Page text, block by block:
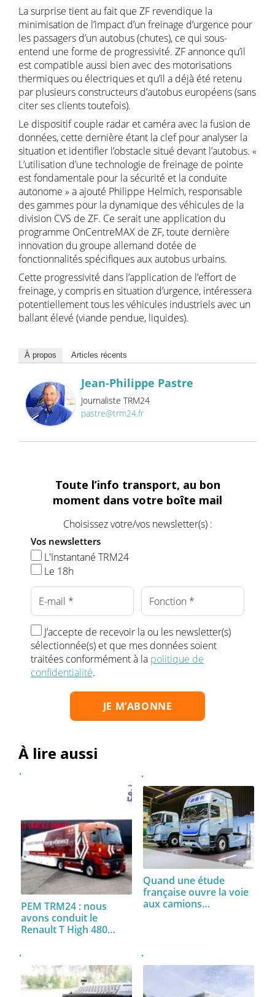
La surprise tient au fait que ZF revendique la
minimisation de l’impact d’un freinage d’urgence pour
les passagers d’un autobus (chutes), ce qui sous-
entend une forme de progressivité. ZF annonce qu’il
est compatible aussi bien avec des motorisations
thermiques ou électriques et qu’il a déjà été retenu
par plusieurs constructeurs d’autobus européens (sans
citer ses clients toutefois).
Le dispositif couple radar et caméra avec la fusion de
données, cette dernière étant la clef pour analyser la
situation et identifier l’obstacle situé devant l’autobus. «
L’utilisation d’une technologie de freinage de pointe
est fondamentale pour la sécurité et la conduite
autonome » a ajouté Philippe Helmich, responsable
des gammes pour la dynamique des véhicules de la
division CVS de ZF. Ce serait une application du
programme OnCentreMAX de ZF, toute dernière
innovation du groupe allemand dotée de
fonctionnalités spécifiques aux autobus urbains.
Cette progressivité dans l’application de l’effort de
freinage, y compris en situation d’urgence, intéressera
potentiellement tous les véhicules industriels avec un
ballant élevé (viande pendue, liquides).
À propos Articles récents
Jean-Philippe Pastre
Journaliste TRM24
pastre@trm24.fr
Toute l’info transport, au bon
moment dans votre boîte mail
Choisissez votre/vos newsletter(s) :
Vos newsletters
L'Instantané TRM24
Le 18h
J’accepte de recevoir la ou les newsletter(s)
sélectionnée(s) et que mes données soient
traitées conformément à la politique de
confidentialité.
À lire aussi
PEM TRM24 : nous
avons conduit le
Renault T High 480…
Quand une étude
française ouvre la voie
aux camions…